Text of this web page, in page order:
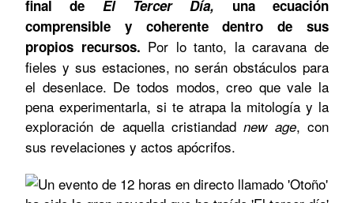
final de El Tercer Día, una ecuación
comprensible y coherente dentro de sus
propios recursos. Por lo tanto, la caravana de
fieles y sus estaciones, no serán obstáculos para
el desenlace. De todos modos, creo que vale la
pena experimentarla, si te atrapa la mitología y la
exploración de aquella cristiandadnew age, con
sus revelaciones y actos apócrifos.